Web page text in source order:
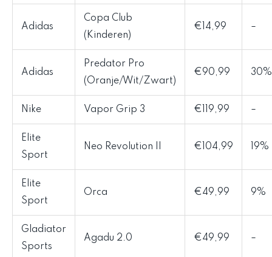
Adidas
Copa Club
(Kinderen)
€14,99 –
Adidas
Predator Pro
(Oranje/Wit/Zwart)
€90,99 30%
Nike Vapor Grip 3 €119,99 –
Elite
Sport
Neo Revolution II €104,99 19%
Elite
Sport
Orca €49,99 9%
Gladiator
Sports
Agadu 2.0 €49,99 –